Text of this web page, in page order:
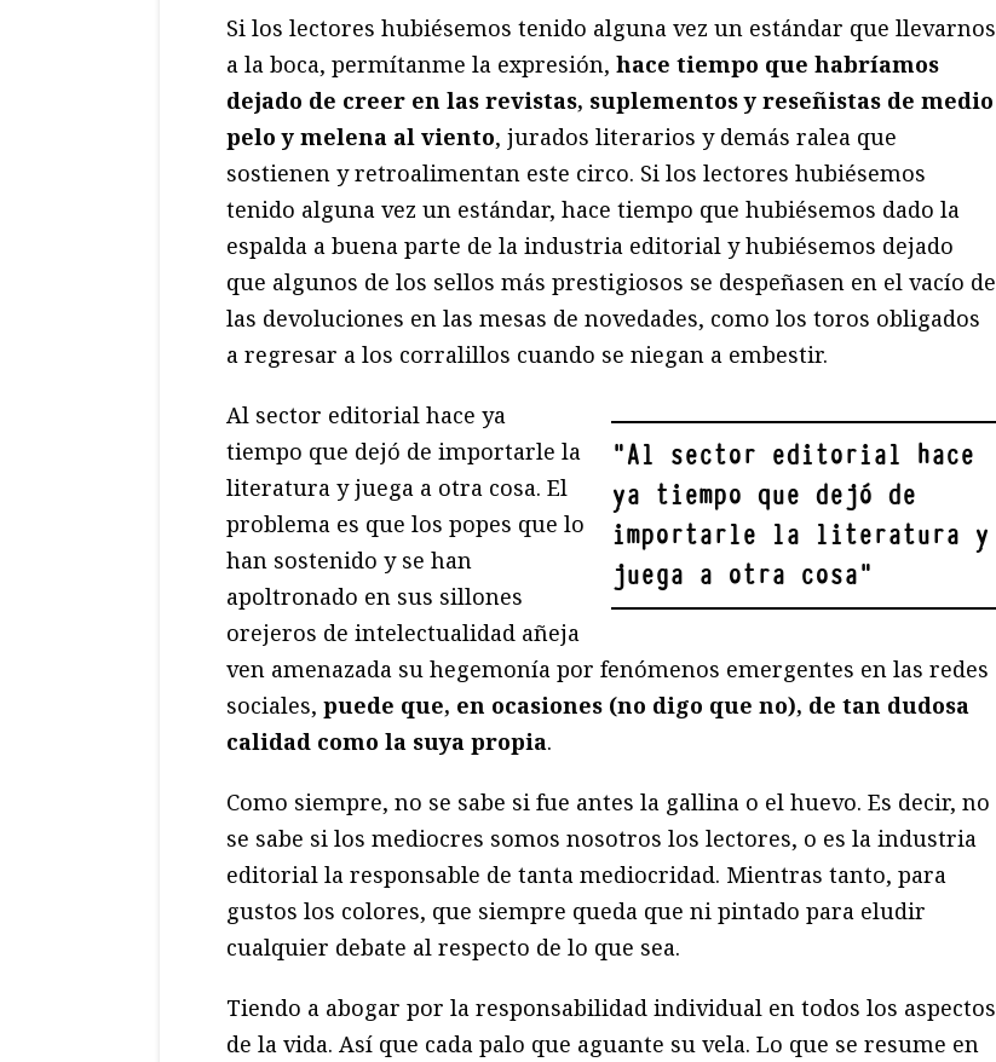
Si los lectores hubiésemos tenido alguna vez un estándar que llevarnos
a la boca, permítanme la expresión, hace tiempo que habríamos
dejado de creer en las revistas, suplementos y reseñistas de medio
pelo y melena al viento, jurados literarios y demás ralea que
sostienen y retroalimentan este circo. Si los lectores hubiésemos
tenido alguna vez un estándar, hace tiempo que hubiésemos dado la
espalda a buena parte de la industria editorial y hubiésemos dejado
que algunos de los sellos más prestigiosos se despeñasen en el vacío de
las devoluciones en las mesas de novedades, como los toros obligados
a regresar a los corralillos cuando se niegan a embestir.
"Al sector editorial hace
ya tiempo que dejó de
importarle la literatura y
juega a otra cosa"
Al sector editorial hace ya
tiempo que dejó de importarle la
literatura y juega a otra cosa. El
problema es que los popes que lo
han sostenido y se han
apoltronado en sus sillones
orejeros de intelectualidad añeja
ven amenazada su hegemonía por fenómenos emergentes en las redes
sociales, puede que, en ocasiones (no digo que no), de tan dudosa
calidad como la suya propia.
Como siempre, no se sabe si fue antes la gallina o el huevo. Es decir, no
se sabe si los mediocres somos nosotros los lectores, o es la industria
editorial la responsable de tanta mediocridad. Mientras tanto, para
gustos los colores, que siempre queda que ni pintado para eludir
cualquier debate al respecto de lo que sea.
Tiendo a abogar por la responsabilidad individual en todos los aspectos
de la vida. Así que cada palo que aguante su vela. Lo que se resume en